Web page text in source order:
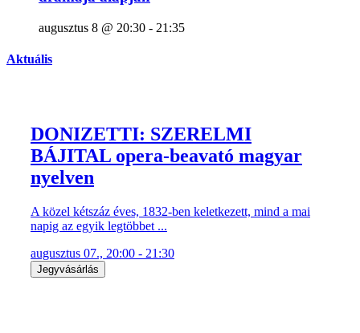
augusztus 8 @ 20:30 - 21:35
Aktuális
DONIZETTI: SZERELMI
BÁJITAL opera-beavató magyar
nyelven
A közel kétszáz éves, 1832-ben keletkezett, mind a mai
napig az egyik legtöbbet ...
augusztus 07., 20:00 - 21:30
Jegyvásárlás